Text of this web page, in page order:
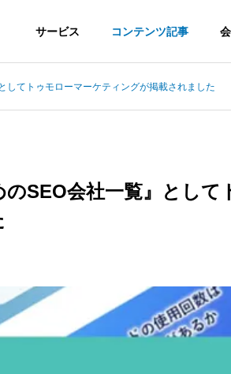
サービス コンテンツ記事
Advertisement
広告運用・内製支援
してトゥモローマーケティングが掲載されました
SEO会社一覧』として